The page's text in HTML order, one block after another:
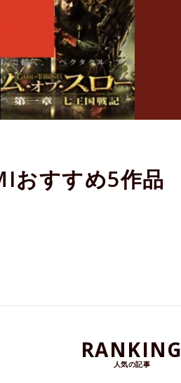
おすすめ5作品
RANKING
人気の記事